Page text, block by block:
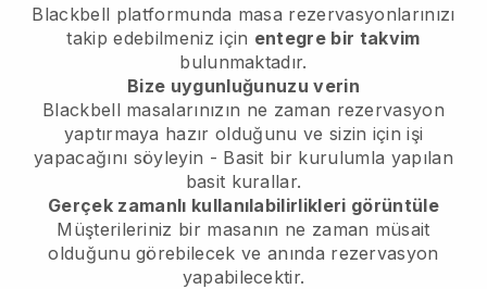
Blackbell platformunda masa rezervasyonlarınızı
takip edebilmeniz için entegre bir takvim
bulunmaktadır.
Bize uygunluğunuzu verin
Blackbell masalarınızın ne zaman rezervasyon
yaptırmaya hazır olduğunu ve sizin için işi
yapacağını söyleyin - Basit bir kurulumla yapılan
basit kurallar.
Gerçek zamanlı kullanılabilirlikleri görüntüle
Müşterileriniz bir masanın ne zaman müsait
olduğunu görebilecek ve anında rezervasyon
yapabilecektir.